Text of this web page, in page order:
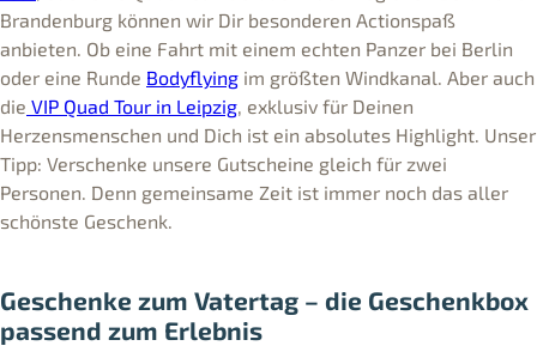
Brandenburg können wir Dir besonderen Actionspaß
anbieten. Ob eine Fahrt mit einem echten Panzer bei Berlin
oder eine Runde Bodyflying im größten Windkanal. Aber auch
die VIP Quad Tour in Leipzig, exklusiv für Deinen
Herzensmenschen und Dich ist ein absolutes Highlight. Unser
Tipp: Verschenke unsere Gutscheine gleich für zwei
Personen. Denn gemeinsame Zeit ist immer noch das aller
schönste Geschenk.
Geschenke zum Vatertag – die Geschenkbox
passend zum Erlebnis